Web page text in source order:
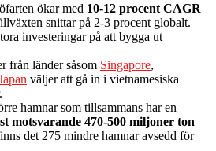
ökar med 10-12 procent CAGR
snittar på 2-3 procent globalt.
investeringar på att bygga ut
från länder såsom Singapore,
väljer att gå in i vietnamesiska
hamnar som tillsammans har en
motsvarande 470-500 miljoner ton
det 275 mindre hamnar avsedd för